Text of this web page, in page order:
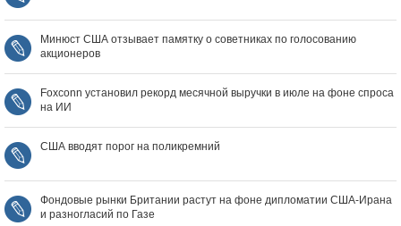
Минюст США отзывает памятку о советниках по голосованию
акционеров
Foxconn установил рекорд месячной выручки в июле на фоне спроса
на ИИ
США вводят порог на поликремний
Фондовые рынки Британии растут на фоне дипломатии США‑Ирана
и разногласий по Газе